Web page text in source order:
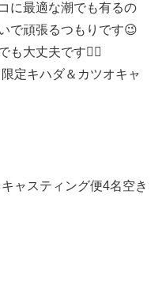
に最適な潮でも有るの
で頑張るつもりです😉
も大丈夫です🙆‍♂️
定キハダ＆カツオキャ
ャスティング便4名空き